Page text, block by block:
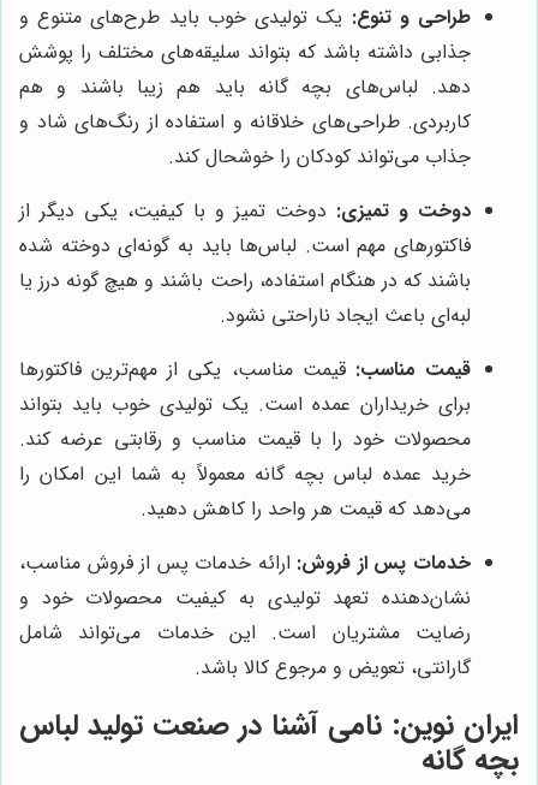
طراحی و تنوع: یک تولیدی خوب باید طرح‌های متنوع و
جذابی داشته باشد که بتواند سلیقه‌های مختلف را پوشش
دهد. لباس‌های بچه گانه باید هم زیبا باشند و هم
کاربردی. طراحی‌های خلاقانه و استفاده از رنگ‌های شاد و
جذاب می‌تواند کودکان را خوشحال کند.
دوخت و تمیزی: دوخت تمیز و با کیفیت، یکی دیگر از
فاکتورهای مهم است. لباس‌ها باید به گونه‌ای دوخته شده
باشند که در هنگام استفاده، راحت باشند و هیچ گونه درز یا
لبه‌ای باعث ایجاد ناراحتی نشود.
قیمت مناسب: قیمت مناسب، یکی از مهم‌ترین فاکتورها
برای خریداران عمده است. یک تولیدی خوب باید بتواند
محصولات خود را با قیمت مناسب و رقابتی عرضه کند.
خرید عمده لباس بچه گانه معمولاً به شما این امکان را
می‌دهد که قیمت هر واحد را کاهش دهید.
خدمات پس از فروش: ارائه خدمات پس از فروش مناسب،
نشان‌دهنده تعهد تولیدی به کیفیت محصولات خود و
رضایت مشتریان است. این خدمات می‌تواند شامل
گارانتی، تعویض و مرجوع کالا باشد.
ایران نوین: نامی آشنا در صنعت تولید لباس
بچه گانه